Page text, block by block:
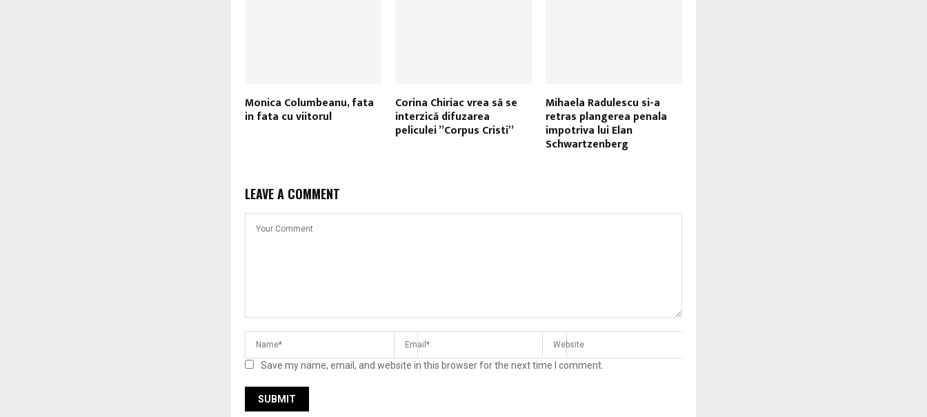
Monica Columbeanu, fata
in fata cu viitorul
Corina Chiriac vrea să se
interzică difuzarea
peliculei ”Corpus Cristi”
Mihaela Radulescu si-a
retras plangerea penala
impotriva lui Elan
Schwartzenberg
LEAVE A COMMENT
Save my name, email, and website in this browser for the next time I comment.